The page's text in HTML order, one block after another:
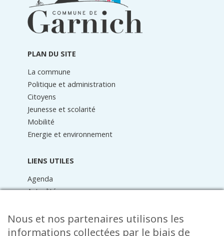
PLAN DU SITE
La commune
Politique et administration
Citoyens
Jeunesse et scolarité
Mobilité
Energie et environnement
LIENS UTILES
Agenda
Actualités
Raider online
Formulaires
Nous et nos partenaires utilisons les
informations collectées par le biais de